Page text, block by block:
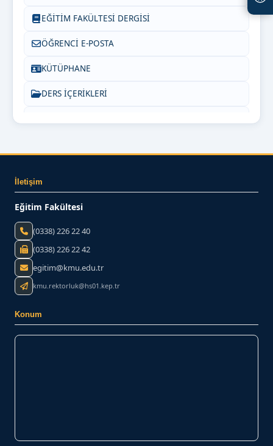
EĞİTİM FAKÜLTESİ DERGİSİ
ÖĞRENCİ E-POSTA
KÜTÜPHANE
DERS İÇERİKLERİ
Bize Yazın
İletişim
Eğitim Fakültesi
(0338) 226 22 40
(0338) 226 22 42
egitim@kmu.edu.tr
kmu.rektorluk@hs01.kep.tr
Konum